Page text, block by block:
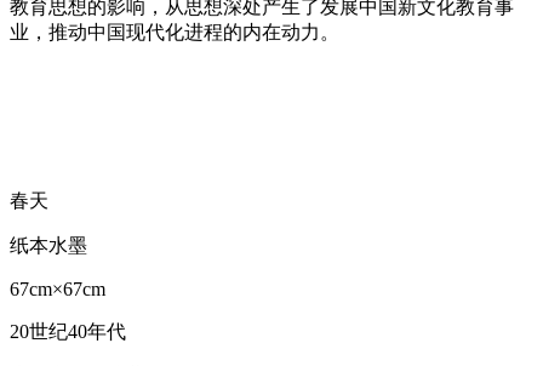
教育思想的影响，从思想深处产生了发展中国新文化教育事
业，推动中国现代化进程的内在动力。
春天
纸本水墨
67cm×67cm
20世纪40年代